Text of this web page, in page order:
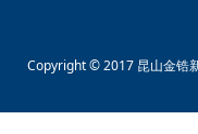
Copyright © 2017 昆山金锆